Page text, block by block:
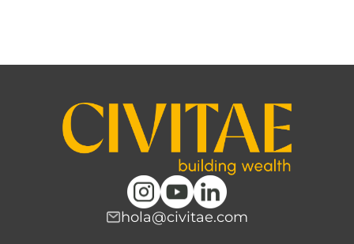
hola@civitae.com